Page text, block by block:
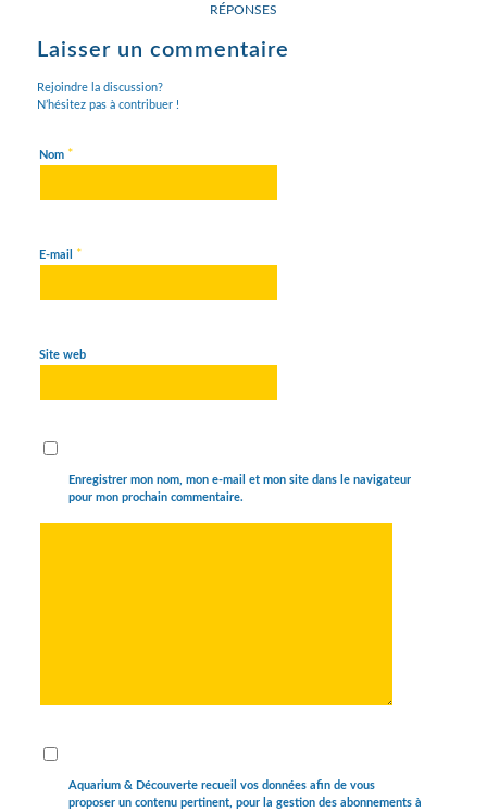
RÉPONSES
Laisser un commentaire
Rejoindre la discussion?
N’hésitez pas à contribuer !
Nom *
E-mail *
Site web
Enregistrer mon nom, mon e-mail et mon site dans le navigateur
pour mon prochain commentaire.
Aquarium & Découverte recueil vos données afin de vous
proposer un contenu pertinent, pour la gestion des abonnements à